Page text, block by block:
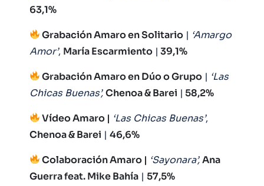
63,1%
Grabación Amaro en Solitario | ‘Amargo
Amor’, María Escarmiento | 39,1%
Grabación Amaro en Dúo o Grupo | ‘Las
Chicas Buenas’,Chenoa & Barei | 58,2%
Vídeo Amaro | ‘Las Chicas Buenas’,
Chenoa & Barei | 46,6%
Colaboración Amaro | ‘Sayonara’, Ana
Guerra feat. Mike Bahía | 57,5%